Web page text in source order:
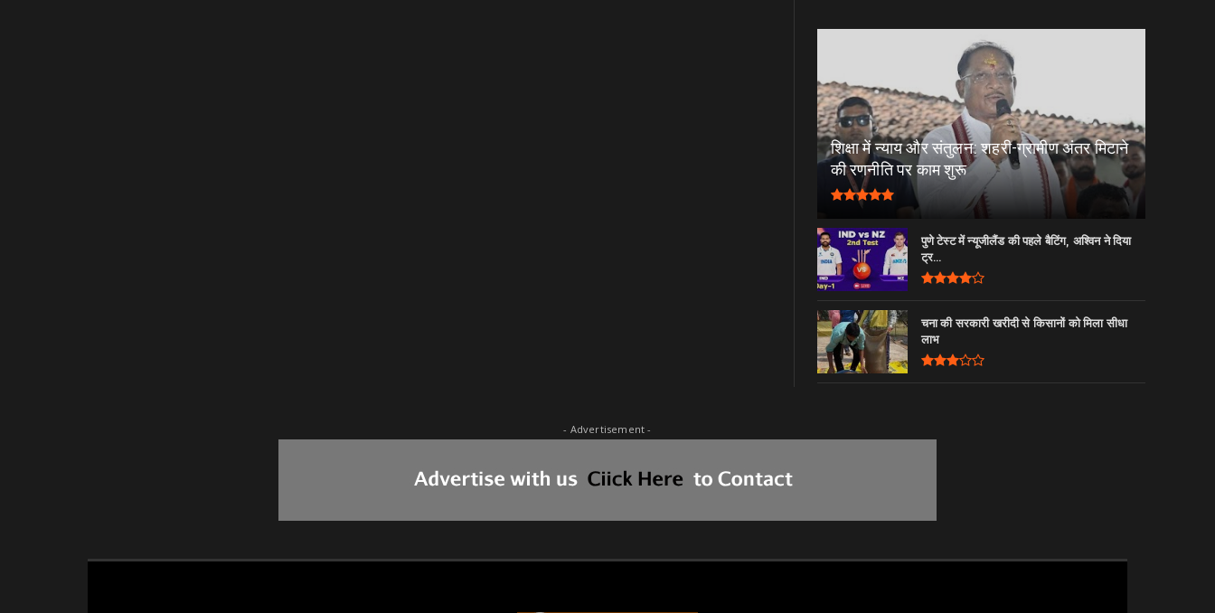
शिक्षा में न्याय और संतुलन: शहरी-ग्रामीण अंतर मिटाने
की रणनीति पर काम शुरू
पुणे टेस्ट में न्यूजीलैंड की पहले बैटिंग, अश्विन ने दिया
ट्र...
चना की सरकारी खरीदी से किसानों को मिला सीधा
लाभ
- Advertisement -